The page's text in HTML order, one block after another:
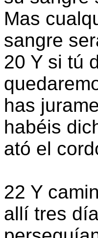
Mas
sangre
20 Y si tú
has
habéis
ató el
22 Y
allí tres